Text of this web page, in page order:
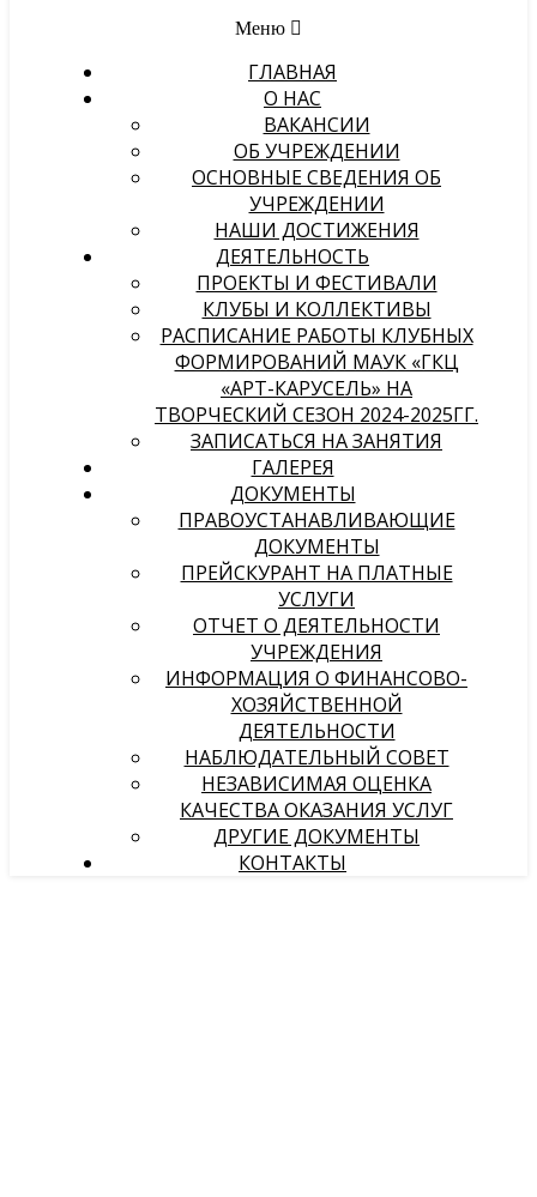
Меню
ГЛАВНАЯ
О НАС
ВАКАНСИИ
ОБ УЧРЕЖДЕНИИ
ОСНОВНЫЕ СВЕДЕНИЯ ОБ
УЧРЕЖДЕНИИ
НАШИ ДОСТИЖЕНИЯ
ДЕЯТЕЛЬНОСТЬ
ПРОЕКТЫ И ФЕСТИВАЛИ
КЛУБЫ И КОЛЛЕКТИВЫ
РАСПИСАНИЕ РАБОТЫ КЛУБНЫХ
ФОРМИРОВАНИЙ МАУК «ГКЦ
«АРТ-КАРУСЕЛЬ» НА
ТВОРЧЕСКИЙ СЕЗОН 2024-2025ГГ.
ЗАПИСАТЬСЯ НА ЗАНЯТИЯ
ГАЛЕРЕЯ
ДОКУМЕНТЫ
ПРАВОУСТАНАВЛИВАЮЩИЕ
ДОКУМЕНТЫ
ПРЕЙСКУРАНТ НА ПЛАТНЫЕ
УСЛУГИ
ОТЧЕТ О ДЕЯТЕЛЬНОСТИ
УЧРЕЖДЕНИЯ
ИНФОРМАЦИЯ О ФИНАНСОВО-
ХОЗЯЙСТВЕННОЙ
ДЕЯТЕЛЬНОСТИ
НАБЛЮДАТЕЛЬНЫЙ СОВЕТ
НЕЗАВИСИМАЯ ОЦЕНКА
КАЧЕСТВА ОКАЗАНИЯ УСЛУГ
ДРУГИЕ ДОКУМЕНТЫ
КОНТАКТЫ